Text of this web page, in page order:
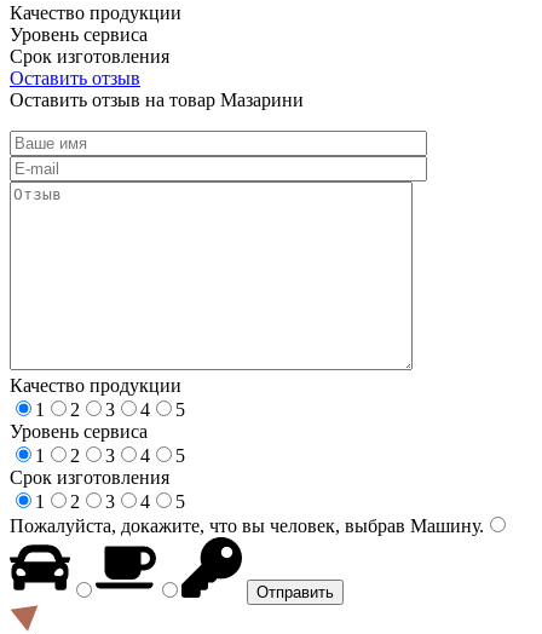
Качество продукции
Уровень сервиса
Срок изготовления
Оставить отзыв
Оставить отзыв на товар Мазарини
Качество продукции
1
2 3 4
5
Уровень сервиса
1
2 3 4
5
Срок изготовления
1
2 3 4
5
Пожалуйста, докажите, что вы человек, выбрав Машину.